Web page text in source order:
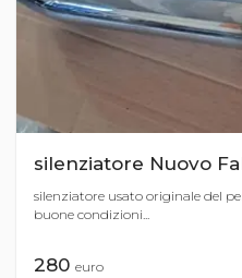
silenziatore Nuovo
silenziatore usato originale del
buone condizioni...
280 euro